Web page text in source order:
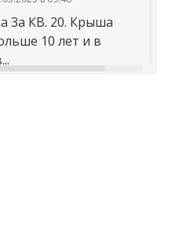
3а КВ. 20. Крыша
10 лет и в